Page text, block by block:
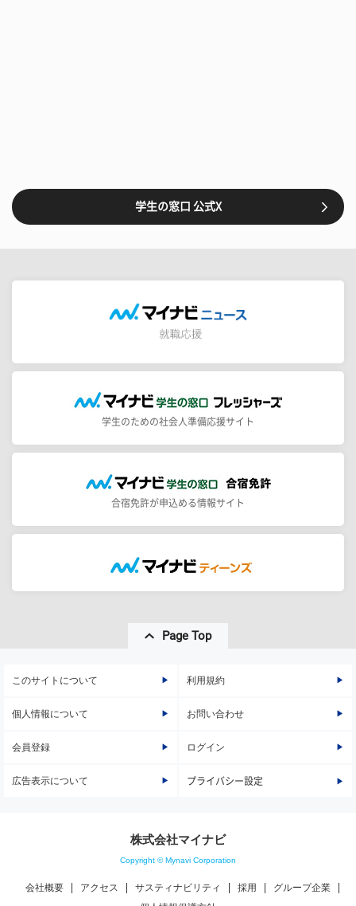
学生の窓口 公式X
学生のための社会人準備応援サイト
合宿免許が申込める情報サイト
Page Top
このサイトについて 利用規約
個人情報について お問い合わせ
会員登録 ログイン
広告表示について プライバシー設定
株式会社マイナビ
Copyright © Mynavi Corporation
会社概要 アクセス サスティナビリティ 採用
グループ企業